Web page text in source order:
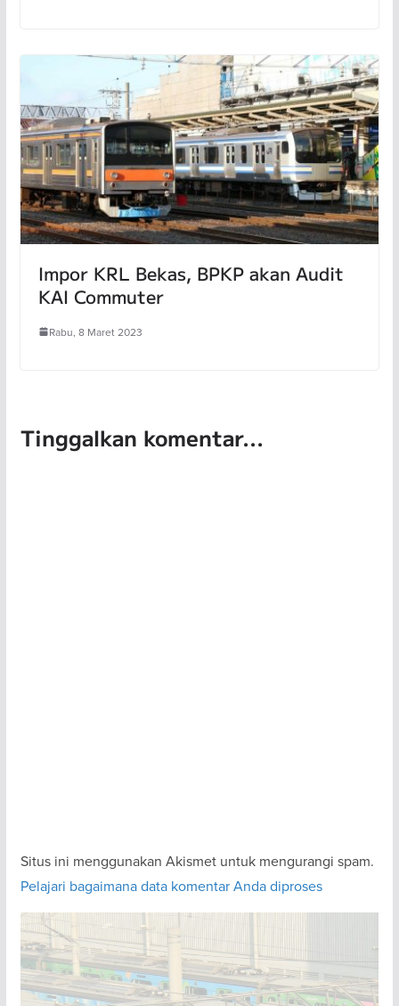
Impor KRL Bekas, BPKP akan Audit
KAI Commuter
Rabu, 8 Maret 2023
Tinggalkan komentar...
Situs ini menggunakan Akismet untuk mengurangi spam.
Pelajari bagaimana data komentar Anda diproses